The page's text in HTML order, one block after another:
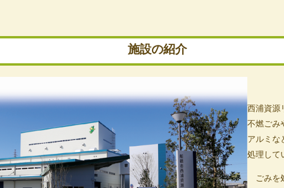
施設の紹介
西浦資源
不燃ごみ
アルミな
処理して
ごみを